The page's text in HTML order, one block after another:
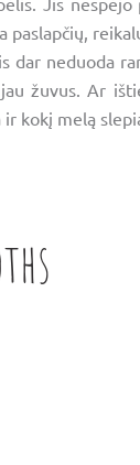
paslapčių,
dar neduoda
žuvus. Ar
kokį melą